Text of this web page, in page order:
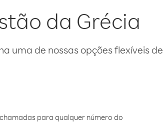
da Grécia
uma de nossas opções flexíveis de
para qualquer número do